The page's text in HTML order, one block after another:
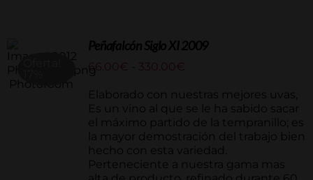
Peñafalcón Siglo XI 2009
66.00 € 330.00 €
precios:
desde
66.00€
hasta
330.00€
Elaborado con nuestras mejores uvas,
Es un vino al que se le ha sabido sacar
el máximo partido de la tempranillo; es
la mayor demostración del trabajo bien
hecho con esta variedad.
Perteneciente a nuestra gama mas